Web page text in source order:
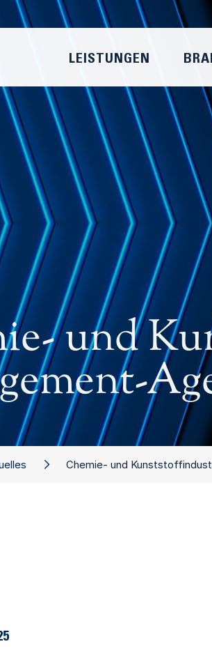
Chemie- und
und
LEISTUNGEN